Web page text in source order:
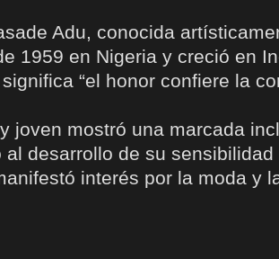
Adu, conocida
1959 en Nigeria y creció en
“el honor confiere la
joven mostró una marcada
al desarrollo de su
interés por la moda y